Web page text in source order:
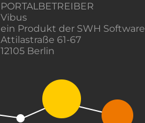
PORTALBETREIBER
Vibus
ein Produkt der SWH
Attilastraße 61-67
12105 Berlin